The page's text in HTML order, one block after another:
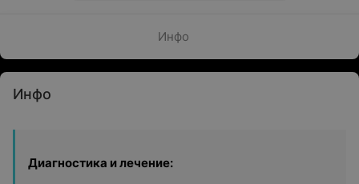
Инфо
Инфо
Диагностика и лечение: